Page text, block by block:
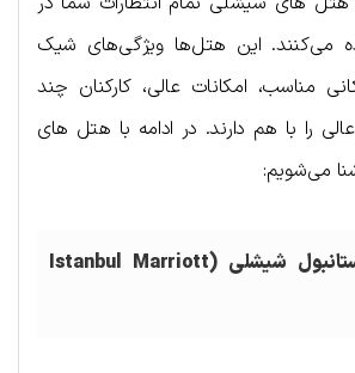
می‌کنند. این هتل‌ها ویژگی‌های شیک
مناسب، امکانات عالی، کارکنان چند
را با هم دارند. در ادامه با هتل های
می‌شویم:
هتل ماریوت استانبول شیشلی (Istanbul Marriott